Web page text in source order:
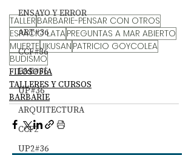
ENSAYO Y ERROR
ART#36
CCF#36
E&E#36
UP#36
ARQUITECTURA
CCF2
UP2#36
TALLER BARBARIE-PENSAR CON OTROS
ESPACIO LATAPREGUNTAS A MAR ABIERTO
MUERTEJIKUSAN PATRICIO GOYCOLEA
BUDISMO
FILOSOFÍA
TALLERES Y CURSOS
BARBARIE